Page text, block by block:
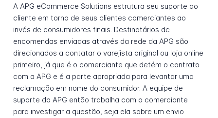
A APG eCommerce Solutions estrutura seu suporte ao
cliente em torno de seus clientes comerciantes ao
invés de consumidores finais. Destinatários de
encomendas enviadas através da rede da APG são
direcionados a contatar o varejista original ou loja online
primeiro, já que é o comerciante que detém o contrato
com a APG e é a parte apropriada para levantar uma
reclamação em nome do consumidor. A equipe de
suporte da APG então trabalha com o comerciante
para investigar a questão, seja ela sobre um envio